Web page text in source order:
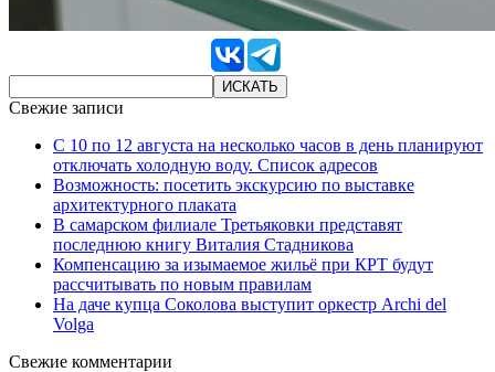
Свежие записи
С 10 по 12 августа на несколько часов в день планируют
отключать холодную воду. Список адресов
Возможность: посетить экскурсию по выставке
архитектурного плаката
В самарском филиале Третьяковки представят
последнюю книгу Виталия Стадникова
Компенсацию за изымаемое жильё при КРТ будут
рассчитывать по новым правилам
На даче купца Соколова выступит оркестр Archi del
Volga
Свежие комментарии